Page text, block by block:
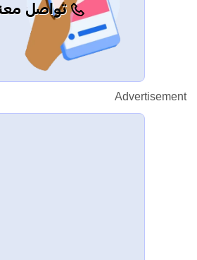
تواصل
Advertisement